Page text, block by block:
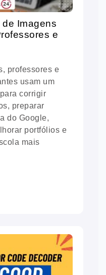
Imagens
e
professores e
usam um
corrigir
preparar
do Google,
portfólios e
mais